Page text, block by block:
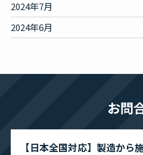
2024年7月
2024年6月
お問
【日本全国対応】製造から